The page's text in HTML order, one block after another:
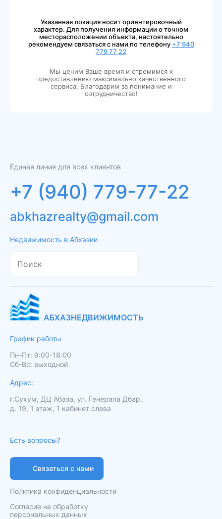
Указанная локация носит ориентировочный
характер. Для получения информации о точном
месторасположении объекта, настоятельно
рекомендуем связаться с нами по телефону +7 940
779 77 22
Мы ценим Ваше время и стремимся к
предоставлению максимально качественного
сервиса. Благодарим за понимание и
сотрудничество!
Единая линия для всех клиентов
+7 (940) 779-77-22
Недвижимость в Абхазии
abkhazrealty@gmail.com
АБХАЗНЕДВИЖИМОСТЬ
График работы
Пн-Пт: 9:00-18:00
Сб-Вс: выходной
Адрес:
г.Сухум, ДЦ Абаза, ул. Генерала Дбар,
д. 19, 1 этаж, 1 кабинет слева
Политика конфиденциальности
Согласие на обработку
персональных данных
Есть вопросы?
Связаться с нами